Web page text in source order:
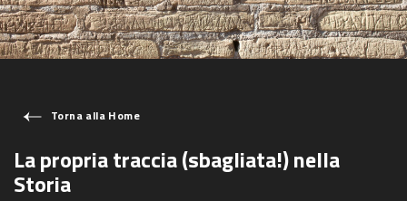
Torna alla Home
La propria traccia (sbagliata!) nella
Storia